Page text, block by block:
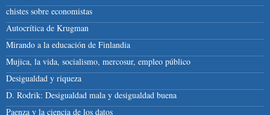
chistes sobre economistas
Autocrítica de Krugman
Mirando a la educación de Finlandia
Mujica, la vida, socialismo, mercosur, empleo público
Desigualdad y riqueza
D. Rodrik: Desigualdad mala y desigualdad buena
Paenza y la ciencia de los datos